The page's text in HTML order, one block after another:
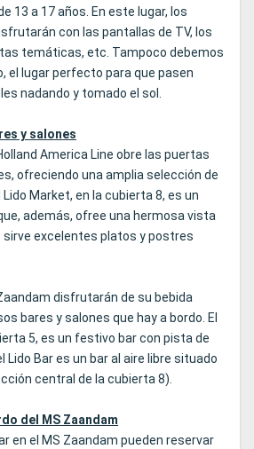
13 a 17 años. En este lugar, los
con las pantallas de TV, los
temáticas, etc. Tampoco debemos
el lugar perfecto para que pasen
nadando y tomado el sol.
y salones
America Line obre las puertas
ofreciendo una amplia selección de
Market, en la cubierta 8, es un
además, ofree una hermosa vista
sirve excelentes platos y postres
disfrutarán de su bebida
bares y salones que hay a bordo. El
5, es un festivo bar con pista de
Lido Bar es un bar al aire libre situado
central de la cubierta 8).
del MS Zaandam
en el MS Zaandam pueden reservar